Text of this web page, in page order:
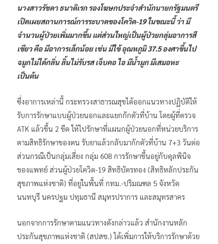
นางสาวรัชดา ธนาดิเรก รองโฆษกประจำสำนักนายกรัฐมนตรี
เปิดเผยสถานการณ์การระบาดของโควิด-19 ในขณะนี้ ว่า มี
จำนวนผู้ป่วยเพิ่มมากขึ้น แต่ส่วนใหญ่เป็นผู้ป่วยกลุ่มอาการสี
เขียว คือ มีอาการเล็กน้อย เช่น มีไข้ อุณหภูมิ 37.5 องศาขึ้นไป
จมูกไม่ได้กลิ่น ลิ้นไม่รับรส เจ็บคอ ไอ มีน้ำมูก มีเสมอหะ
เป็นต้น
ซึ่งอาการเหล่านี้ กระทรวงสาธารณสุขได้ออกแนวทางปฏิบัติให้
รับการรักษาแบบผู้ป่วยนอกและแยกกักตัวที่บ้าน โดยผู้ที่ตรวจ
ATK แล้วขึ้น 2 ขีด ให้ไปรักษาที่แผนกผู้ป่วยนอกที่หน่วยบริการ
ตามสิทธิรักษาของตน รับยาแล้วกลับมากักตัวที่บ้าน 7+3 วันต่อ
ส่วนกรณีเป็นกลุ่มเสี่ยง กลุ่ม 608 การรักษาขึ้นอยู่กับดุลพินิจ
ของแพทย์ ส่วนผู้ป่วยโควิด-19 สิทธิบัตรทอง (สิทธิหลักประกัน
สุขภาพแห่งชาติ) ที่อยู่ในพื้นที่ กทม.-ปริมณฑล 5 จังหวัด
นนทบุรี นครปฐม ปทุมธานี สมุทรปราการ และสมุทรสาคร
นอกจากการรักษาตามแนวทางดังกล่าวแล้ว สำนักงานหลัก
ประกันสุขภาพแห่งชาติ (สปสช.) ได้เพิ่มการให้บริการรักษาด้วย